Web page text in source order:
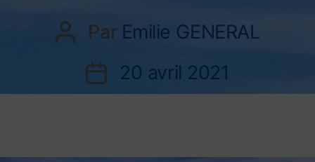
Par Emilie GENERAL
20 avril 2021